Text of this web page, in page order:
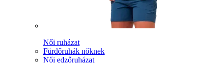
Női ruházat
Fürdőruhák nőknek
Női edzőruházat